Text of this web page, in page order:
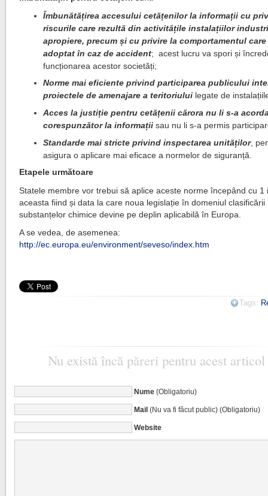
Îmbunătățirea accesului cetățenilor la informații cu
riscurile care rezultă din activitățile instalațiilor
apropiere, precum și cu privire la comportamentul
adoptat în caz de accident; acest lucru va spori și
funcționarea acestor societăți;
Norme mai eficiente privind participarea publicului
proiectele de amenajare a teritoriului legate de
Acces la justiție pentru cetățenii cărora nu li s-a
corespunzător la informații sau nu li s-a permis
Standarde mai stricte privind inspectarea unităților,
asigura o aplicare mai eficace a normelor de siguranță.
Etapele următoare
Statele membre vor trebui să aplice aceste norme începând cu 1
aceasta fiind și data la care noua legislație în domeniul clasificării
substanțelor chimice devine pe deplin aplicabilă în Europa.
A se vedea, de asemenea:
http://ec.europa.eu/environment/seveso/index.htm
Tags:
Nu există încă păreri pentru acest articol
Nume(Obligatoriu)
Mail(Nu va fi făcut public) (Obligatoriu)
Website